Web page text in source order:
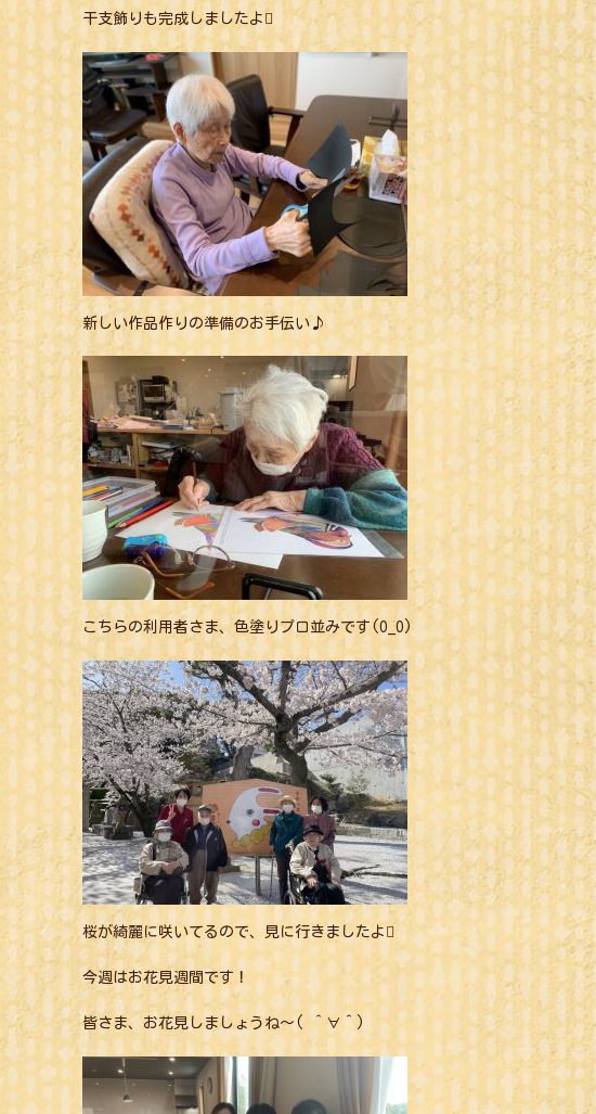
干支飾りも完成しましたよ
新しい作品作りの準備のお手伝い♪
こちらの利用者さま、色塗りプロ並みです(O_O)
桜が綺麗に咲いてるので、見に行きましたよ
今週はお花見週間です！
皆さま、お花見しましょうね〜( ＾∀＾)